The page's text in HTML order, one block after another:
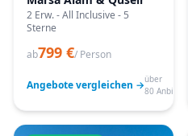
2 Erw. - All Inclusive - 5
Sterne
ab799 €/ Person
Angebote vergleichen →über
80 Anbieter